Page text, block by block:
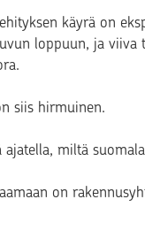
käyrä on
loppuun, ja viiva
siis hirmuinen.
ajatella, miltä
on